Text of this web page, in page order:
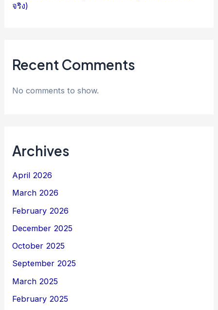
จริง)
Recent Comments
No comments to show.
Archives
April 2026
March 2026
February 2026
December 2025
October 2025
September 2025
March 2025
February 2025